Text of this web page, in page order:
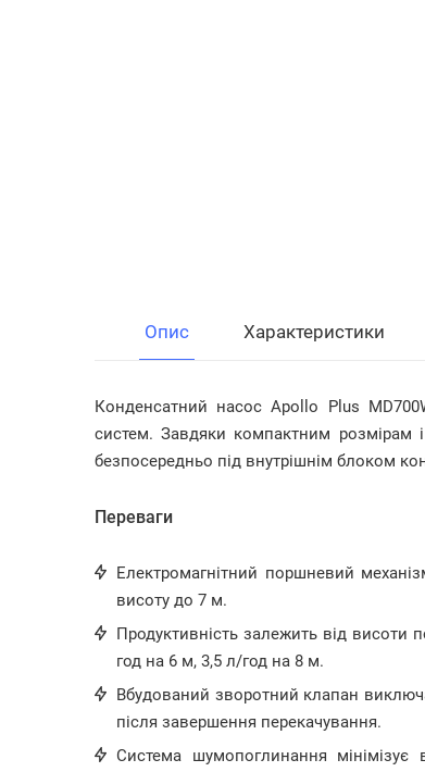
Опис Характеристики
Конденсатний насос Apollo Plus
систем. Завдяки компактним розмірам
безпосередньо під внутрішнім блоком
Переваги
Електромагнітний поршневий
висоту до 7 м.
Продуктивність залежить від висоти
год на 6 м, 3,5 л/год на 8 м.
Вбудований зворотний клапан
після завершення перекачування.
Система шумопоглинання